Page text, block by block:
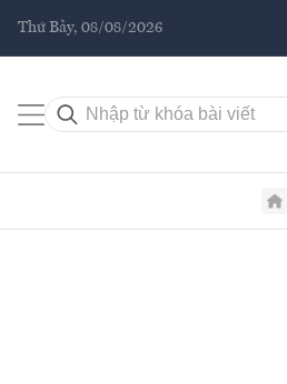
Thứ Bảy, 08/08/2026